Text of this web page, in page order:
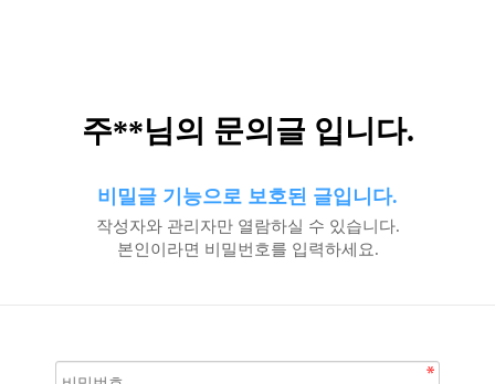
주**님의 문의글 입니다.
비밀글 기능으로 보호된 글입니다.
작성자와 관리자만 열람하실 수 있습니다.
본인이라면 비밀번호를 입력하세요.